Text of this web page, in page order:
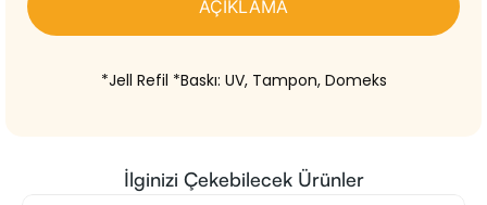
AÇIKLAMA
*Jell Refil *Baskı: UV, Tampon, Domeks
İlginizi Çekebilecek Ürünler